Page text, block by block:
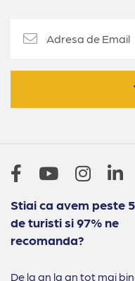
Stiai ca avem peste
de turisti si 97% ne
recomanda?
De la an la an tot mai